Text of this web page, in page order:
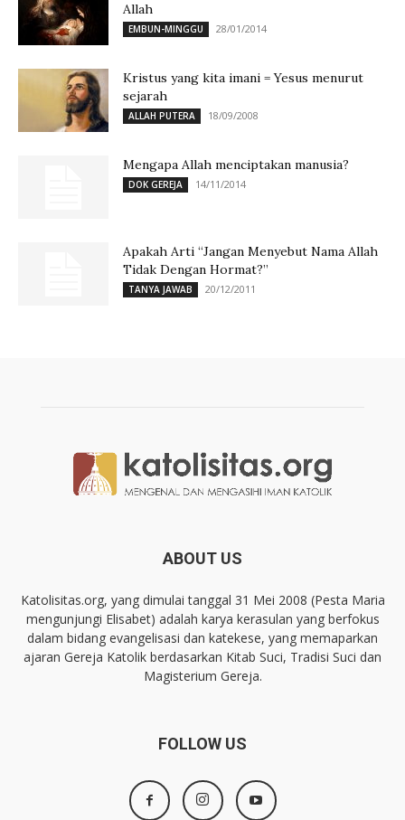
Allah
EMBUN-MINGGU 28/01/2014
Kristus yang kita imani = Yesus menurut
sejarah
ALLAH PUTERA 18/09/2008
Mengapa Allah menciptakan manusia?
DOK GEREJA 14/11/2014
Apakah Arti “Jangan Menyebut Nama Allah
Tidak Dengan Hormat?”
TANYA JAWAB 20/12/2011
ABOUT US
Katolisitas.org, yang dimulai tanggal 31 Mei 2008 (Pesta Maria
mengunjungi Elisabet) adalah karya kerasulan yang berfokus
dalam bidang evangelisasi dan katekese, yang memaparkan
ajaran Gereja Katolik berdasarkan Kitab Suci, Tradisi Suci dan
Magisterium Gereja.
FOLLOW US